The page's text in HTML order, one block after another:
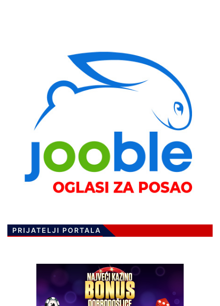
PRIJATELJI PORTALA